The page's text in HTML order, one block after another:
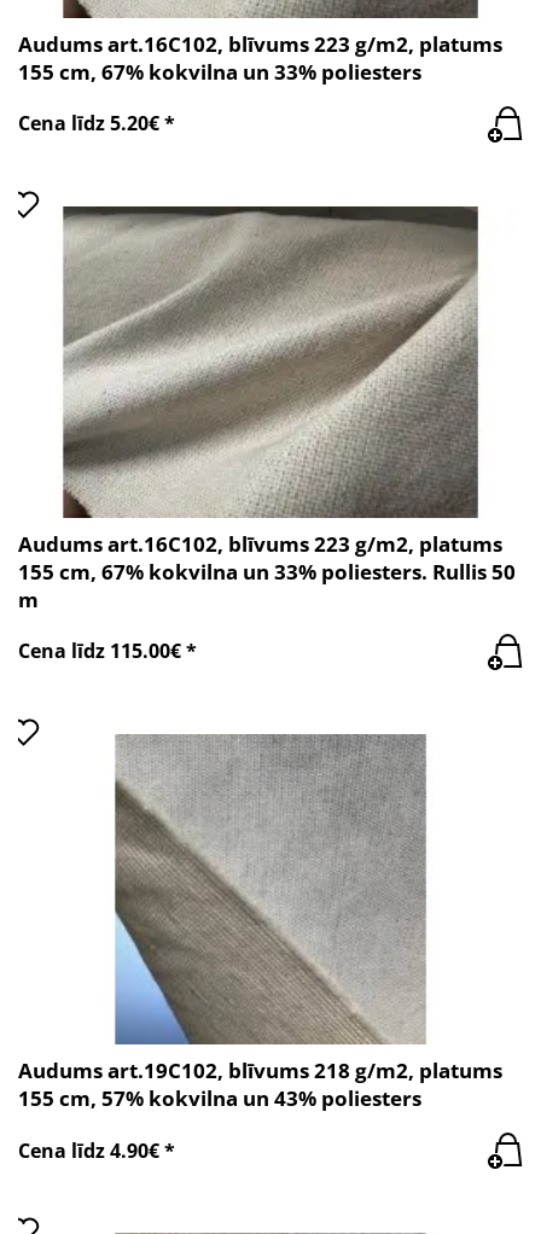
Audums art.16C102, blīvums 223 g/m2, platums
155 cm, 67% kokvilna un 33% poliesters
Cena līdz 5.20€ *
Audums art.16C102, blīvums 223 g/m2, platums
155 cm, 67% kokvilna un 33% poliesters. Rullis 50
m
Cena līdz 115.00€ *
Audums art.19C102, blīvums 218 g/m2, platums
155 cm, 57% kokvilna un 43% poliesters
Cena līdz 4.90€ *